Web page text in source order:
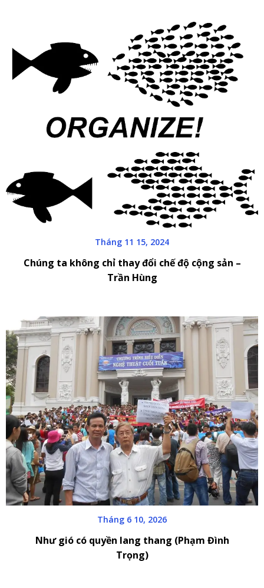
Tháng 11 15, 2024
Chúng ta không chỉ thay đổi chế độ cộng sản –
Trần Hùng
Tháng 6 10, 2026
Như gió có quyền lang thang (Phạm Đình
Trọng)